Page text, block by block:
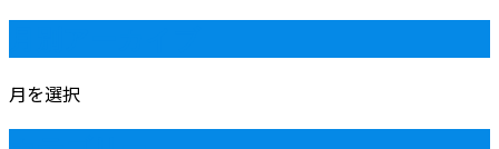
月を選択